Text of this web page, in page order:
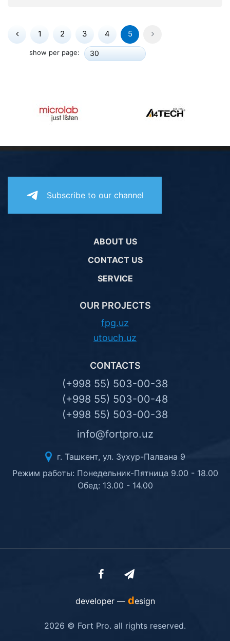
1 2 3 4 5
show per page: 30
Subscribe to our channel
ABOUT US
CONTACT US
SERVICE
OUR PROJECTS
fpg.uz
utouch.uz
CONTACTS
(+998 55) 503-00-38
(+998 55) 503-00-48
(+998 55) 503-00-38
info@fortpro.uz
г. Ташкент, ул. Зухур-Палвана 9
Режим работы: Понедельник-Пятница 9.00 - 18.00
Обед: 13.00 - 14.00
developer — design
2026 © Fort Pro. all rights reserved.